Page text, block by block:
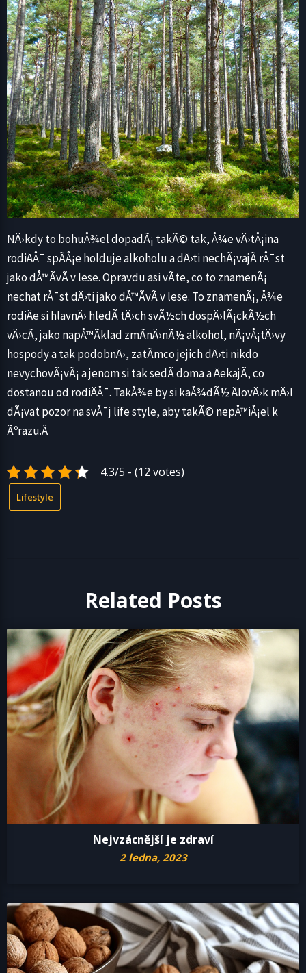
NÄ›kdy to bohuÅ¾el dopadÃ¡ takÃ© tak, Å¾e vÄ›tÅ¡ina
rodiÄÅ¯ spÃ­Å¡e holduje alkoholu a dÄ›ti nechÃ¡vajÃ­ rÅ¯st
jako dÅ™Ã­vÃ­ v lese. Opravdu asi vÃ­te, co to znamenÃ¡
nechat rÅ¯st dÄ›ti jako dÅ™Ã­vÃ­ v lese. To znamenÃ¡, Å¾e
rodiÄe si hlavnÄ› hledÃ­ tÄ›ch svÃ½ch dospÄ›lÃ¡ckÃ½ch
vÄ›cÃ­, jako napÅ™Ã­klad zmÃ­nÄ›nÃ½ alkohol, nÃ¡vÅ¡tÄ›vy
hospody a tak podobnÄ›, zatÃ­mco jejich dÄ›ti nikdo
nevychovÃ¡vÃ¡ a jenom si tak sedÃ­ doma a ÄekajÃ­, co
dostanou od rodiÄÅ¯. TakÅ¾e by si kaÅ¾dÃ½ ÄlovÄ›k mÄ›l
dÃ¡vat pozor na svÅ¯j life style, aby takÃ© nepÅ™iÅ¡el k
Ãºrazu.Â
4.3/5 - (12 votes)
Lifestyle
Related Posts
Nejvzácnější je zdraví
2 ledna, 2023